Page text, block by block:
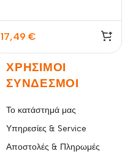
17,49 €
ΧΡΉΣΙΜΟΙ
ΣΎΝΔΕΣΜΟΙ
Το κατάστημά μας
Υπηρεσίες & Service
Αποστολές & Πληρωμές